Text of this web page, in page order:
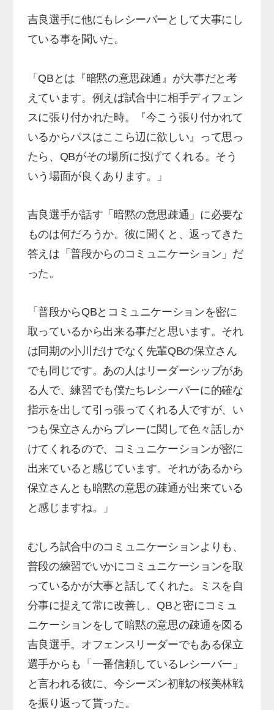
吉良選手に他にもレシーバーとして大事にし
ている事を聞いた。
「QBとは『暗黙の意思疎通』が大事だと考
えています。例えば試合中に相手ディフェン
スに張り付かれた時。『今こう張り付かれて
いるからパスはここら辺に欲しい』って思っ
たら、QBがその場所に投げてくれる。そう
いう場面が良くあります。」
吉良選手が話す「暗黙の意思疎通」に必要な
ものは何だろうか。彼に聞くと、返ってきた
答えは「普段からのコミュニケーション」だ
った。
「普段からQBとコミュニケーションを密に
取っているから出来る事だと思います。それ
は同期の小川だけでなく先輩QBの保立さん
でも同じです。あの人はリーダーシップがあ
る人で、練習でも僕たちレシーバーに的確な
指示を出して引っ張ってくれる人ですが、い
つも保立さんからプレーに関して色々話しか
けてくれるので、コミュニケーションが密に
出来ていると感じています。それがあるから
保立さんとも暗黙の意思の疎通が出来ている
と感じますね。」
むしろ試合中のコミュニケーションよりも、
普段の練習でいかにコミュニケーションを取
っているかが大事と話してくれた。
ミスを自
分事に捉えて常に改善し、QBと密にコミュ
ニケーションをして暗黙の意思の疎通を図る
吉良選手。オフェンスリーダーでもある保立
選手からも「一番信頼しているレシーバー」
と言われる彼に、今シーズン初戦の桜美林戦
を振り返って貰った。